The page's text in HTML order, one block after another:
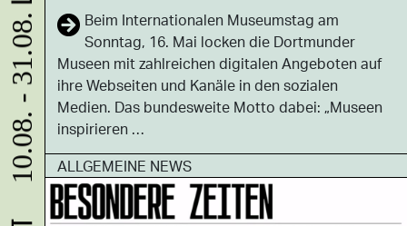
Beim Internationalen Museumstag am
Sonntag, 16. Mai locken die Dortmunder
Museen mit zahlreichen digitalen Angeboten auf
ihre Webseiten und Kanäle in den sozialen
Medien. Das bundesweite Motto dabei: „Museen
inspirieren …
ALLGEMEINE NEWS
10.08. - 31.08.